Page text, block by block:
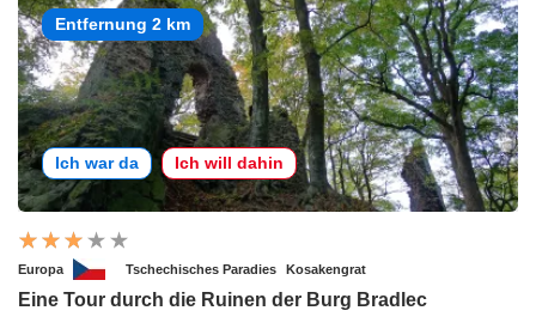
Entfernung 2 km
Ich war da Ich will dahin
Europa Tschechisches Paradies Kosakengrat
Eine Tour durch die Ruinen der Burg Bradlec